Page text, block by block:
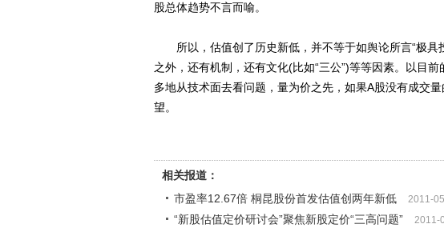
股总体趋势不言而喻。
所以，估值创了历史新低，并不等于如舆论所言“极具
之外，还有机制，还有文化(比如“三公”)等等因素。以目
多地从技术面去看问题，量为价之先，如果A股没有成交
望。
相关报道：
市盈率12.67倍 桐昆股份首发估值创两年新低
2011-
“新股估值定价研讨会”聚焦新股定价“三高问题” 2011-